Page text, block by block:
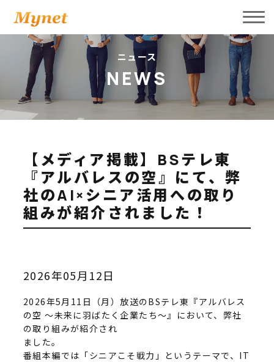
会社案内
事業内容
新着ニュース
採用情報
パートナー募集
お問い合わせ
ニュース
NEWS
【メディア掲載】BSテレ東
『アルバレスの空』にて、弊
社のAI×シニア活用への取り
組みが紹介されました！
2026年05月12日
2026年5月11日（月）放送のBSテレ東『アルバレス
の空 ～未来に羽ばたく企業たち～』において、弊社
の取り組みが紹介され
ました。
番組本編では「シニアこそ戦力」というテーマで、IT